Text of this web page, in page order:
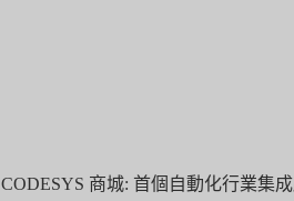
CODESYS 商城: 首個自動化行業集